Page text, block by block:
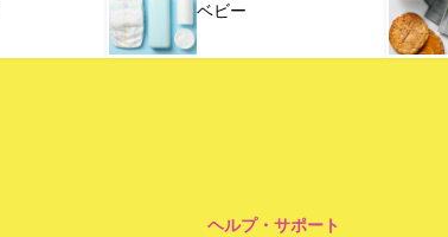
ベビー
ヘルプ・サポート